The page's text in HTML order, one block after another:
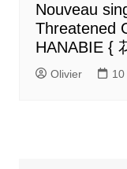
Nouveau
Threatened
HANABIE {
Olivier